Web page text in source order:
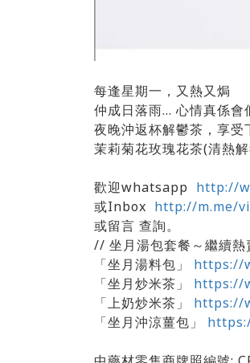
每逢星期一，又熱又焗
仲成日落雨… 心情真係會
夜晚沖返杯解鬱茶，享
茉莉菊花玫瑰花茶(清熱
歡迎whatsapp http://
或Inbox http://m.me/
或留言 查詢。
// 坐月湯包套餐～繼續
「坐月湯料包」 https://
「坐月炒米茶」 https://
「上奶炒米茶」 https://
「坐月沖涼薑包」